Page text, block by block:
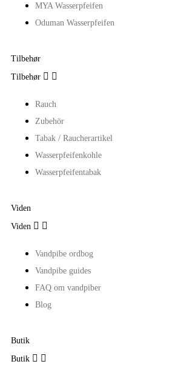
MYA Wasserpfeifen
Oduman Wasserpfeifen
Tilbehør
Tilbehør  
Rauch
Zubehör
Tabak / Raucherartikel
Wasserpfeifenkohle
Wasserpfeifentabak
Viden
Viden  
Vandpibe ordbog
Vandpibe guides
FAQ om vandpiber
Blog
Butik
Butik  